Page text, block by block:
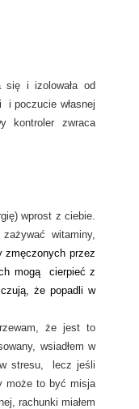
się i izolowała od
i poczucie własnej
kontroler zwraca
wprost z ciebie.
witaminy,
zmęczonych przez
mogą cierpieć z
że popadli w
że jest to
wsiadłem w
stresu, lecz jeśli
może to być misja
rachunki miałem